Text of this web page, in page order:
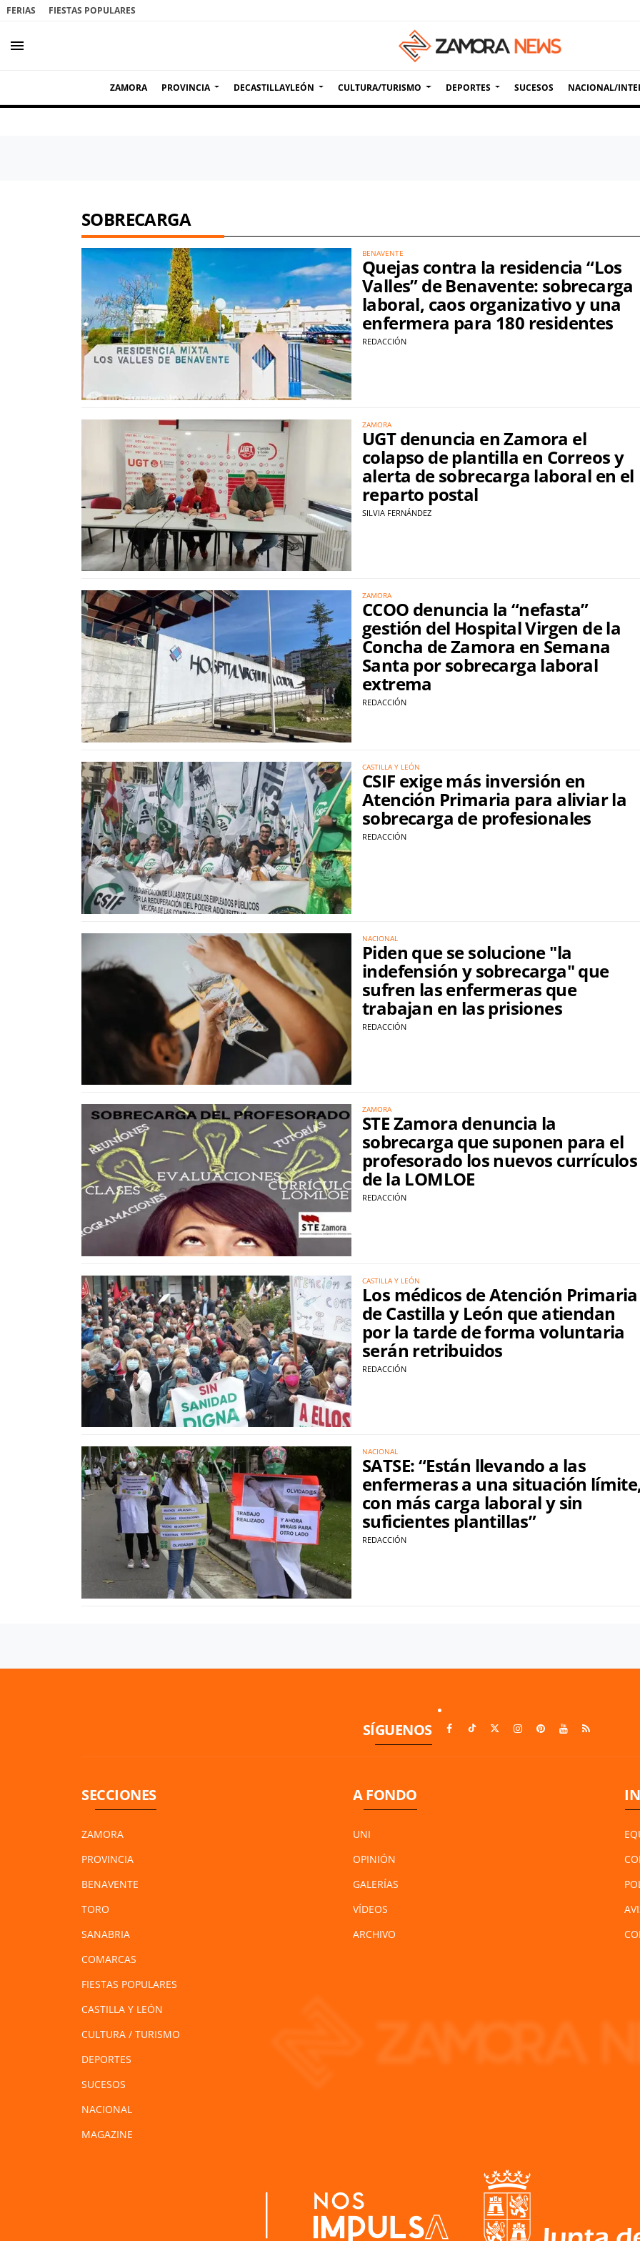
FERIAS FIESTAS POPULARES
menu
ZAMORA PROVINCIA DECASTILLAYLEÓN CULTURA/TURISMO DEPORTES SUCESOS NACIONAL/
SOBRECARGA
BENAVENTE
Quejas contra la residencia “Los
Valles” de Benavente: sobrecarga
laboral, caos organizativo y una
enfermera para 180 residentes
REDACCIÓN
ZAMORA
UGT denuncia en Zamora el
colapso de plantilla en Correos y
alerta de sobrecarga laboral en el
reparto postal
SILVIA FERNÁNDEZ
ZAMORA
CCOO denuncia la “nefasta”
gestión del Hospital Virgen de la
Concha de Zamora en Semana
Santa por sobrecarga laboral
extrema
REDACCIÓN
CASTILLA Y LEÓN
CSIF exige más inversión en
Atención Primaria para aliviar la
sobrecarga de profesionales
REDACCIÓN
NACIONAL
Piden que se solucione "la
indefensión y sobrecarga" que
sufren las enfermeras que
trabajan en las prisiones
REDACCIÓN
ZAMORA
STE Zamora denuncia la
sobrecarga que suponen para el
profesorado los nuevos currículos
de la LOMLOE
REDACCIÓN
CASTILLA Y LEÓN
Los médicos de Atención Primaria
de Castilla y León que atiendan
por la tarde de forma voluntaria
serán retribuidos
REDACCIÓN
NACIONAL
SATSE: “Están llevando a las
enfermeras a una situación
con más carga laboral y sin
suficientes plantillas”
REDACCIÓN
SÍGUENOS
SECCIONES
ZAMORA
PROVINCIA
BENAVENTE
TORO
SANABRIA
COMARCAS
FIESTAS POPULARES
CASTILLA Y LEÓN
CULTURA / TURISMO
DEPORTES
SUCESOS
NACIONAL
MAGAZINE
A FONDO
UNI
OPINIÓN
GALERÍAS
VÍDEOS
ARCHIVO